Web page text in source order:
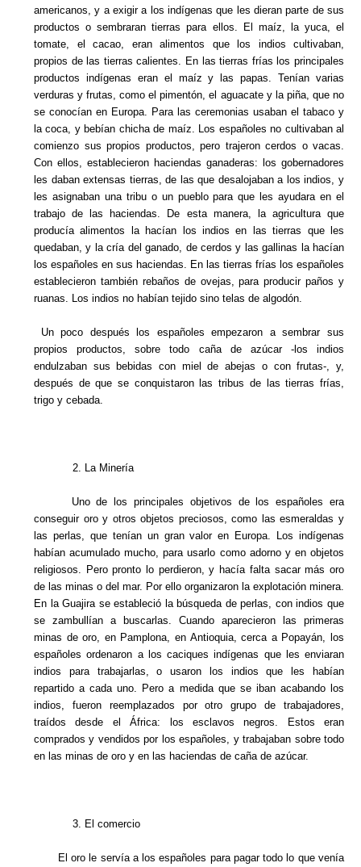
americanos, y a exigir a los indígenas que les dieran parte de sus
productos o sembraran tierras para ellos. El maíz, la yuca, el
tomate, el cacao, eran alimentos que los indios cultivaban,
propios de las tierras calientes. En las tierras frías los principales
productos indígenas eran el maíz y las papas. Tenían varias
verduras y frutas, como el pimentón, el aguacate y la piña, que no
se conocían en Europa. Para las ceremonias usaban el tabaco y
la coca, y bebían chicha de maíz. Los españoles no cultivaban al
comienzo sus propios productos, pero trajeron cerdos o vacas.
Con ellos, establecieron haciendas ganaderas: los gobernadores
les daban extensas tierras, de las que desalojaban a los indios, y
les asignaban una tribu o un pueblo para que les ayudara en el
trabajo de las haciendas. De esta manera, la agricultura que
producía alimentos la hacían los indios en las tierras que les
quedaban, y la cría del ganado, de cerdos y las gallinas la hacían
los españoles en sus haciendas. En las tierras frías los españoles
establecieron también rebaños de ovejas, para producir paños y
ruanas. Los indios no habían tejido sino telas de algodón.
Un poco después los españoles empezaron a sembrar sus
propios productos, sobre todo caña de azúcar -los indios
endulzaban sus bebidas con miel de abejas o con frutas-, y,
después de que se conquistaron las tribus de las tierras frías,
trigo y cebada.
2. La Minería
Uno de los principales objetivos de los españoles era
conseguir oro y otros objetos preciosos, como las esmeraldas y
las perlas, que tenían un gran valor en Europa. Los indígenas
habían acumulado mucho, para usarlo como adorno y en objetos
religiosos. Pero pronto lo perdieron, y hacía falta sacar más oro
de las minas o del mar. Por ello organizaron la explotación minera.
En la Guajira se estableció la búsqueda de perlas, con indios que
se zambullían a buscarlas. Cuando aparecieron las primeras
minas de oro, en Pamplona, en Antioquia, cerca a Popayán, los
españoles ordenaron a los caciques indígenas que les enviaran
indios para trabajarlas, o usaron los indios que les habían
repartido a cada uno. Pero a medida que se iban acabando los
indios, fueron reemplazados por otro grupo de trabajadores,
traídos desde el África: los esclavos negros. Estos eran
comprados y vendidos por los españoles, y trabajaban sobre todo
en las minas de oro y en las haciendas de caña de azúcar.
3. El comercio
El oro le servía a los españoles para pagar todo lo que venía